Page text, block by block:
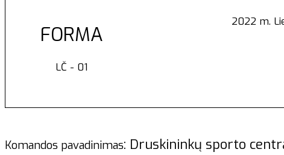
FORMA
LČ - 01
2022 m.
Komandos pavadinimas: Druskininkų sporto